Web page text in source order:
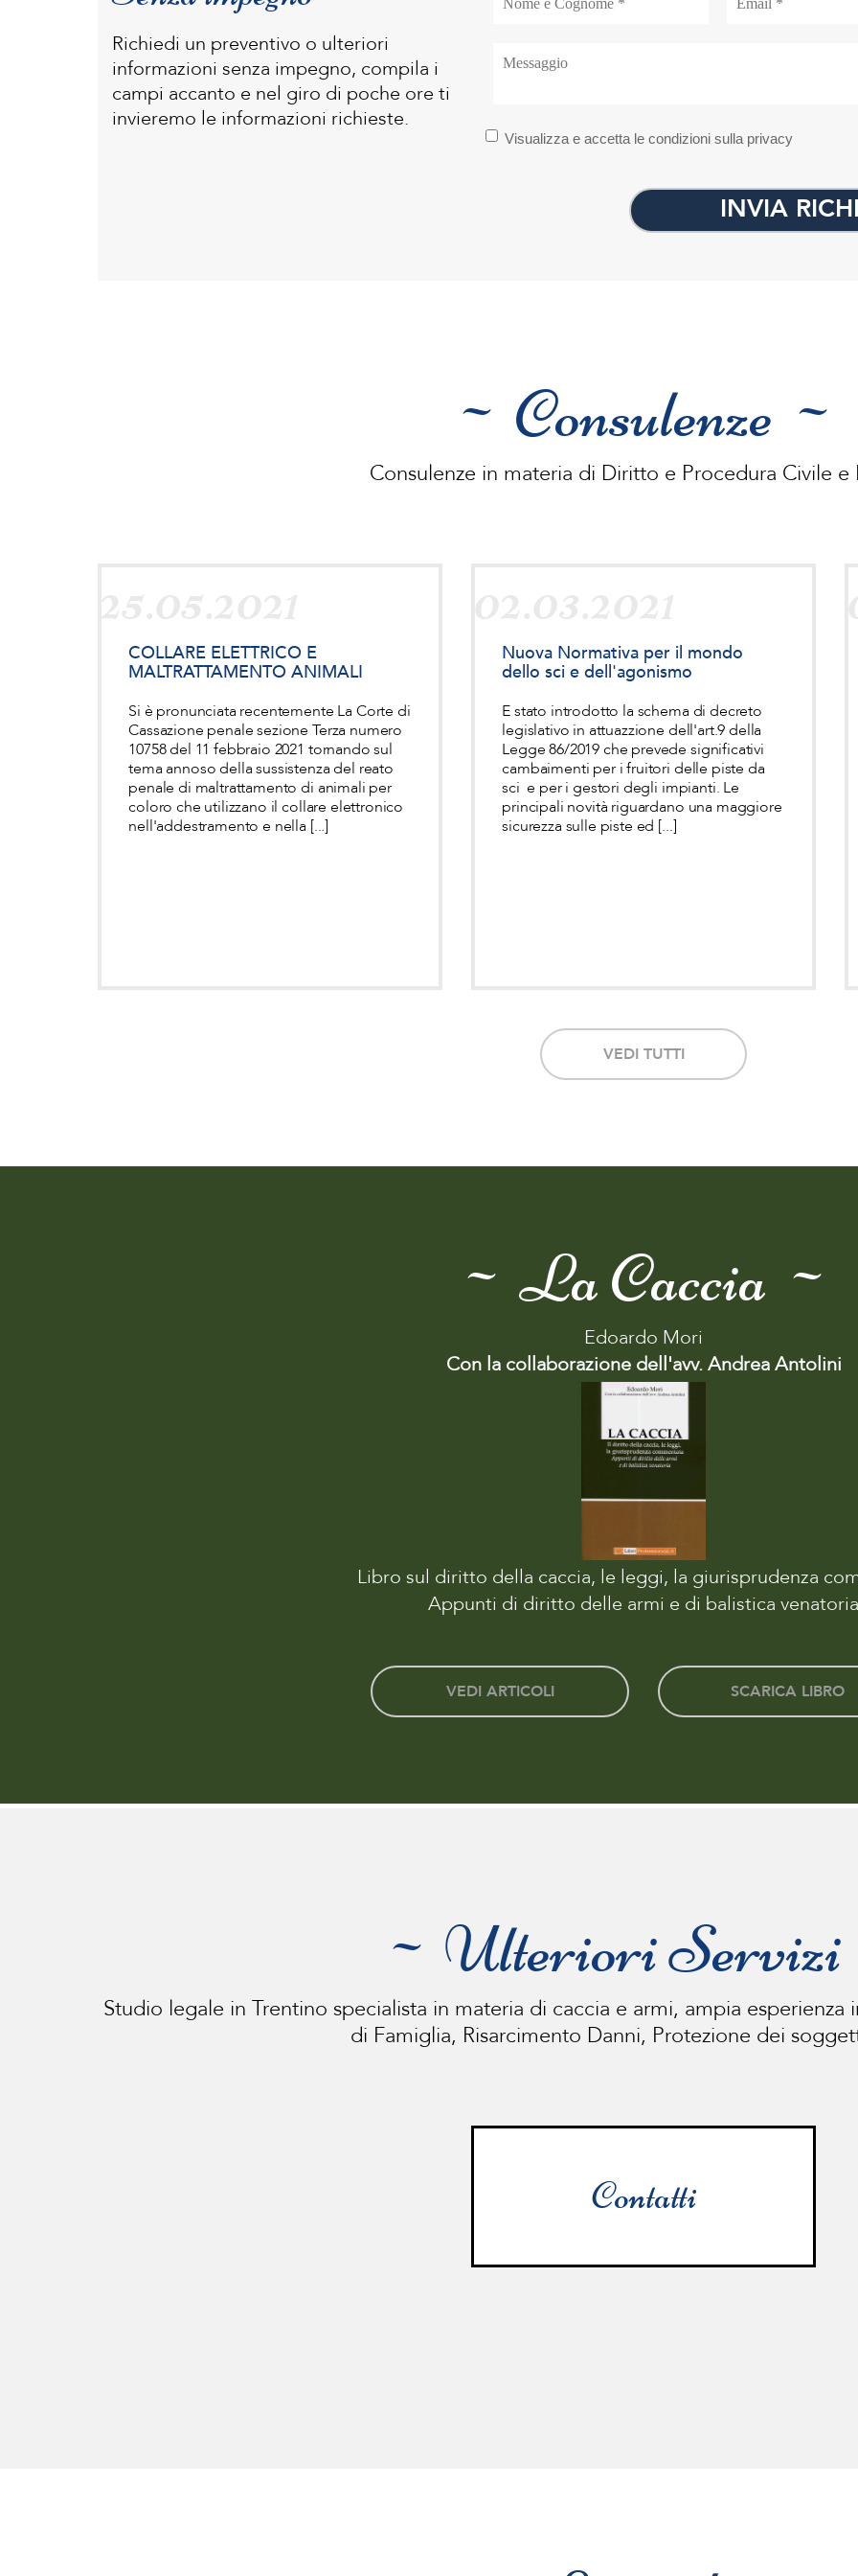
Richiedi un preventivo o ulteriori
informazioni senza impegno, compila i
campi accanto e nel giro di poche ore ti
invieremo le informazioni richieste.
Visualizza e accetta le condizioni sulla privacy
INVIA
~ Consulenze ~
Consulenze in materia di Diritto e Procedura Civile e
COLLARE ELETTRICO E
MALTRATTAMENTO ANIMALI
Si è pronunciata recentemente La Corte di
Cassazione penale sezione Terza numero
10758 del 11 febbraio 2021 tornando sul
tema annoso della sussistenza del reato
penale di maltrattamento di animali per
coloro che utilizzano il collare elettronico
nell'addestramento e nella [...]
Nuova Normativa per il mondo
dello sci e dell'agonismo
E stato introdotto la schema di decreto
legislativo in attuazzione dell'art.9 della
Legge 86/2019 che prevede significativi
cambaimenti per i fruitori delle piste da
sci e per i gestori degli impianti. Le
principali novità riguardano una maggiore
sicurezza sulle piste ed [...]
VEDI TUTTI
~ La Caccia ~
Edoardo Mori
Con la collaborazione dell'avv. Andrea Antolini
Libro sul diritto della caccia, le leggi, la giurisprudenza
Appunti di diritto delle armi e di balistica venatoria
VEDI ARTICOLI SCARICA LIBRO
~ Ulteriori
Studio legale in Trentino specialista in materia di caccia e armi, ampia
di Famiglia, Risarcimento Danni, Protezione dei
Contatti